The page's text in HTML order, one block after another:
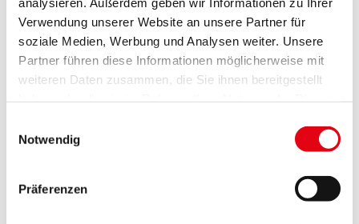
Verwendung unserer Website an unsere Partner für
soziale Medien, Werbung und Analysen weiter. Unsere
Partner führen diese Informationen möglicherweise mit
weiteren Daten zusammen, die Sie ihnen bereitgestellt
Notwendig
Präferenzen
Online Spenden und Informationen:
www.roteskreuz.at/ukraine
BIC: GIBAATWWXXX
Spendenkonto: Volkshilfe Österreich